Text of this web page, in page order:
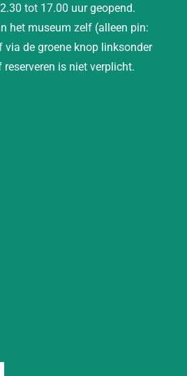
tot 17.00 uur geopend.
het museum zelf (alleen pin:
via de groene knop linksonder
is niet verplicht.